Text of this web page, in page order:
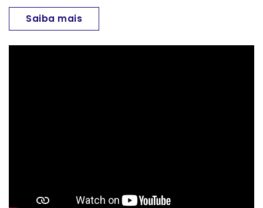
Saiba mais